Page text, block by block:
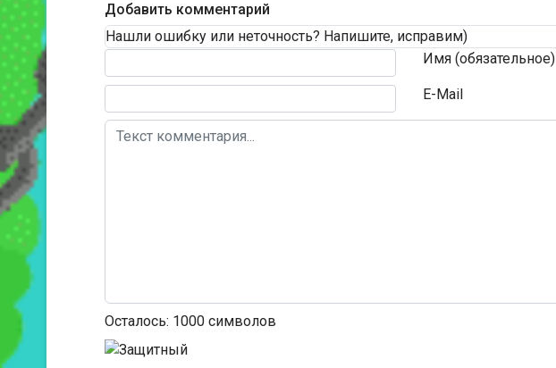
Добавить комментарий
Нашли ошибку или неточность? Напишите, исправим)
Имя (обязательное)
E-Mail
Текст комментария
Осталось: 1000 символов